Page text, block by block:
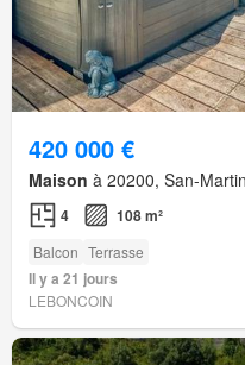
420 000 €
Maison à 20200, San-
4 108 m²
Balcon Terrasse
Il y a 21 jours
LEBONCOIN